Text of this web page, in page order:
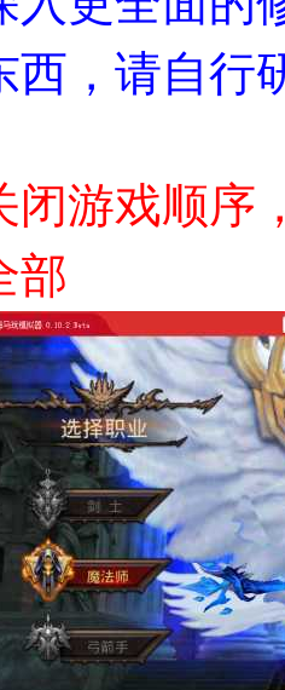
西，请自行
闭游戏顺序
部